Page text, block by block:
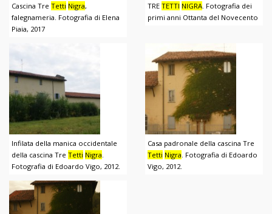
Cascina TreTetti Nigra,
falegnameria. Fotografia di Elena
Piaia, 2017
TRETETTI NIGRA . Fotografia dei
primi anni Ottanta del Novecento
Infilata della manica occidentale
della cascina TreTetti Nigra
Fotografia di Edoardo Vigo, 2012.
Casa padronale della cascina Tre
Tetti Nigra . Fotografia di Edoardo
Vigo, 2012.